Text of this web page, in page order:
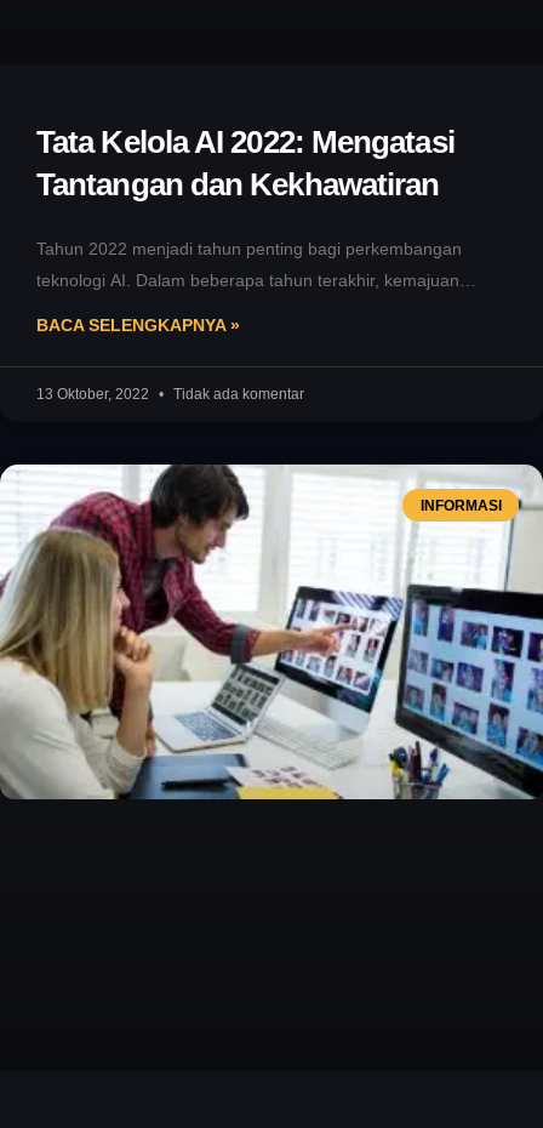
Tata Kelola AI 2022: Mengatasi
Tantangan dan Kekhawatiran
Tahun 2022 menjadi tahun penting bagi perkembangan
teknologi AI. Dalam beberapa tahun terakhir, kemajuan
BACA SELENGKAPNYA »
13 Oktober, 2022 Tidak ada komentar
INFORMASI